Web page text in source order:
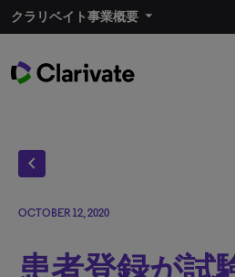
クラリベイト事業概要​
chevron_left
OCTOBER 12, 2020